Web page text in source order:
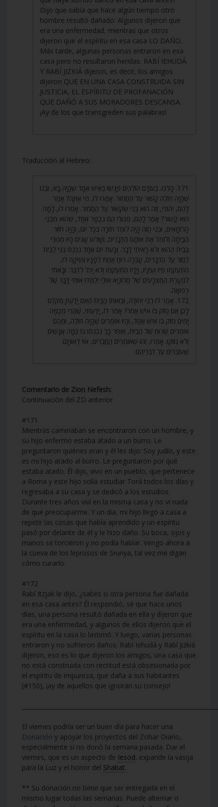
Dijo que sabía que hace algún tiempo otro
hombre resultó dañado. Algunos dijeron que
era una enfermedad, mientras que otros
dijeron que el espíritu en esa casa LO DAÑO.
Más tarde, algunas personas entraron en esa
casa pero no resultaron heridas. RABÍ IEHUDÁ
Y RABÍ JIZKIÁ dijeron, es decir, los amigos
dijeron QUE EN UNA CASA CONSTRUIDA SIN
JUSTICIA, EL ESPÍRITU DE PROFANACIÓN
QUE DAÑÓ A SUS MORADORES DESCANSA.
¡Ay de los que transgreden sus palabras!
Traducción al Hebreo:
171. הָלְכוּ. בְּעוֹדָם הוֹלְכִים פָּגְשׁוּ בְאִישׁ אֶחָד שֶׁהָיָה בָּא, וּבְנוֹ
שֶׁהָיָה חוֹלֶה קָשׁוּר עַל הַחֲמוֹר. אָמְרוּ לוֹ, מִי אַתָּה? אָמַר
לָהֶם, יְהוּדִי, וְזֶה הוּא בְּנִי שֶׁקָּשׁוּר עַל הַחֲמוֹר. אָמְרוּ לוֹ, לָמָּה
הוּא קָשׁוּר? אָמַר לָהֶם, מְגוּרַי הֵם בִּכְפָר אֶחָד, שֶׁהוּא מִבְּנֵי
הָרוֹמָאִים, וּבְנִי הַזֶּה הָיָה לוֹמֵד תּוֹרָה בְּכָל יוֹם, וְהָיָה חוֹזֵר
הַבַּיְתָה וְלוֹמֵד אֶת אוֹתָם הַדְּבָרִים, וְשָׁלֹשׁ שָׁנִים הָיוּ מְגוּרַי
בַּבַּיִת הַהוּא וְלֹא רָאִיתִי דָבָר. וְכָעֵת יוֹם אֶחָד נִכְנַס בְּנִי לַבַּיִת
לַחֲזֹר עַל הַדְּבָרִים, עָבְרָה רוּחַ אַחַת לְפָנָיו וְהִזִּיקָה לוֹ,
הִתְעַקְּמוּ פִיו וְעֵינָיו, וְיָדָיו הִתְעַקְּמוּ וְלֹא יָכֹל לְדַבֵּר. וּבָאתִי
לִמְעָרַת הַמְּצֹרָעִים שֶׁל סְרוֹנְיָא אוּלַי יְלַמְּדוּ אוֹתִי דָּבָר שֶׁל
רְפוּאָה.
172. אָמַר לוֹ רַבִּי יְהוּדָה, וּבְאוֹתוֹ הַבַּיִת הַאִם יָדַעְתָּ מִקֹּדֶם
לָכֵן אִם נִזּוֹק בּוֹ אִישׁ אַחֵר? אָמַר לוֹ, יָדַעְתִּי, שֶׁהֲרֵי מִכַּמָּה
יָמִים נִזּוֹק בּוֹ אִישׁ אֶחָד, וְהָיוּ אוֹמְרִים שֶׁהָיָה חוֹלֶה, וּמֵהֶם
אוֹמְרִים שֶׁרוּחַ שֶׁל הַבַּיִת, וְאַחַר כָּךְ נִכְנְסוּ בוֹ כַּמָּה אֲנָשִׁים
וְלֹא נִזּוֹקוּ. אָמְרוּ, זֶהוּ שֶׁאוֹמְרִים הַחֲבֵרִים, אוֹי לְאוֹתָם
שֶׁעוֹבְרִים עַל דִּבְרֵיהֶם.
Comentario de Zion Nefesh:
Continuación del ZD anterior
#171
Mientras caminaban se encontraron con un hombre, y
su hijo enfermo estaba atado a un burro. Le
preguntaron quiénes eran y él les dijo: Soy judío, y este
es mi hijo atado al burro. Le preguntaron por qué
estaba atado. Él dijo, vivo en un pueblo, que pertenece
a Roma y este hijo solía estudiar Torá todos los días y
regresaba a su casa y se dedicó a los estudios.
Durante tres años viví en la misma casa y no vi nada
de qué preocuparme. Y un día, mi hijo llegó a casa a
repetir las cosas que había aprendido y un espíritu
pasó por delante de él y le hizo daño. Su boca, ojos y
manos se torcieron y no podía hablar. Vengo ahora a
la cueva de los leprosos de Srunya, tal vez me digan
cómo curarlo.
#172
Rabí Itzjak le dijo, ¿sabes si otra persona fue dañada
en esa casa antes? Él respondió, sé que hace unos
días, una persona resultó dañada en ella y dijeron que
era una enfermedad, y algunos de ellos dijeron que el
espíritu en la casa lo lastimó. Y luego, varias personas
entraron y no sufrieron daños. Rabí Iehudá y Rabí Jizkiá
dijeron, eso es lo que dijeron los amigos, una casa que
no está construida con rectitud está obsesionada por
el espíritu de impureza, que daña a sus habitantes
(#150), ¡ay de aquellos que ignoran su consejo!
El viernes podría ser un buen día para hacer una
Donación y apoyar los proyectos del Zohar Diario,
especialmente si no donó la semana pasada. Dar el
viernes, que es un aspecto de Iesod, expande la vasija
para la Luz y el honor del Shabat.
** Su donación no tiene que ser entregada en el
mismo lugar todas las semanas. Puede alternar o